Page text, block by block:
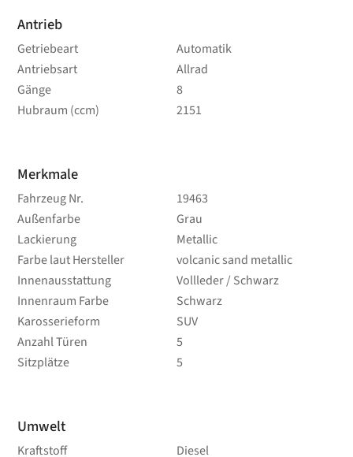
Antrieb
Getriebeart
Automatik
Antriebsart
Allrad
Gänge
8
Hubraum (ccm)
2151
Merkmale
Fahrzeug Nr.
19463
Außenfarbe
Grau
Lackierung
Metallic
Farbe laut Hersteller
volcanic sand metallic
Innenausstattung
Vollleder / Schwarz
Innenraum Farbe
Schwarz
Karosserieform
SUV
Anzahl Türen
5
Sitzplätze
5
Umwelt
Kraftstoff
Diesel